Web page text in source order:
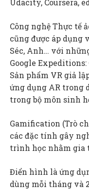
Udacity, Coursera,
Công nghệ Thực tế
cũng được áp dụng
Séc, Anh… với
Google
Sản phẩm VR giả
ứng dụng AR trong
trong bộ môn sinh
Gamification (Trò
các đặc tính gây
trình học nhằm gia
Điển hình là ứng
dùng mỗi tháng và